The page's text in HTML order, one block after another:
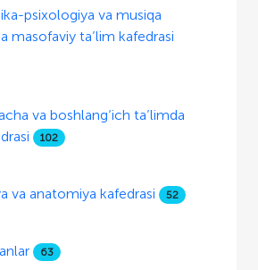
psixologiya va musiqa
masofaviy ta’lim kafedrasi
va boshlang‘ich ta’limda
102
va anatomiya kafedrasi 52
63